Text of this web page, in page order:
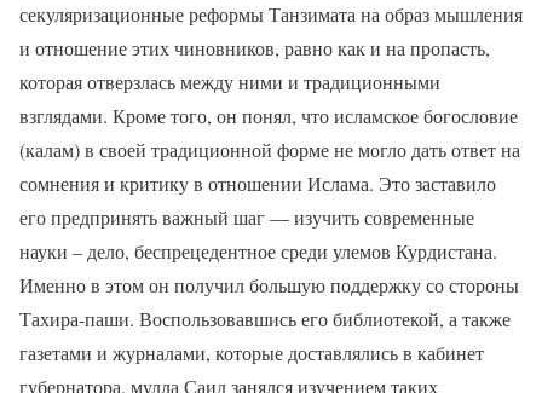
секуляризационные реформы Танзимата на образ мышления
и отношение этих чиновников, равно как и на пропасть,
которая отверзлась между ними и традиционными
взглядами. Кроме того, он понял, что исламское богословие
(калам) в своей традиционной форме не могло дать ответ на
сомнения и критику в отношении Ислама. Это заставило
его предпринять важный шаг — изучить современные
науки – дело, беспрецедентное среди улемов Курдистана.
Именно в этом он получил большую поддержку со стороны
Тахира-паши. Воспользовавшись его библиотекой, а также
газетами и журналами, которые доставлялись в кабинет
губернатора, мулла Саид занялся изучением таких